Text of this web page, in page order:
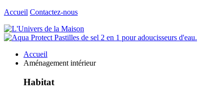
Accueil Contactez-nous
Accueil
Aménagement intérieur
Habitat